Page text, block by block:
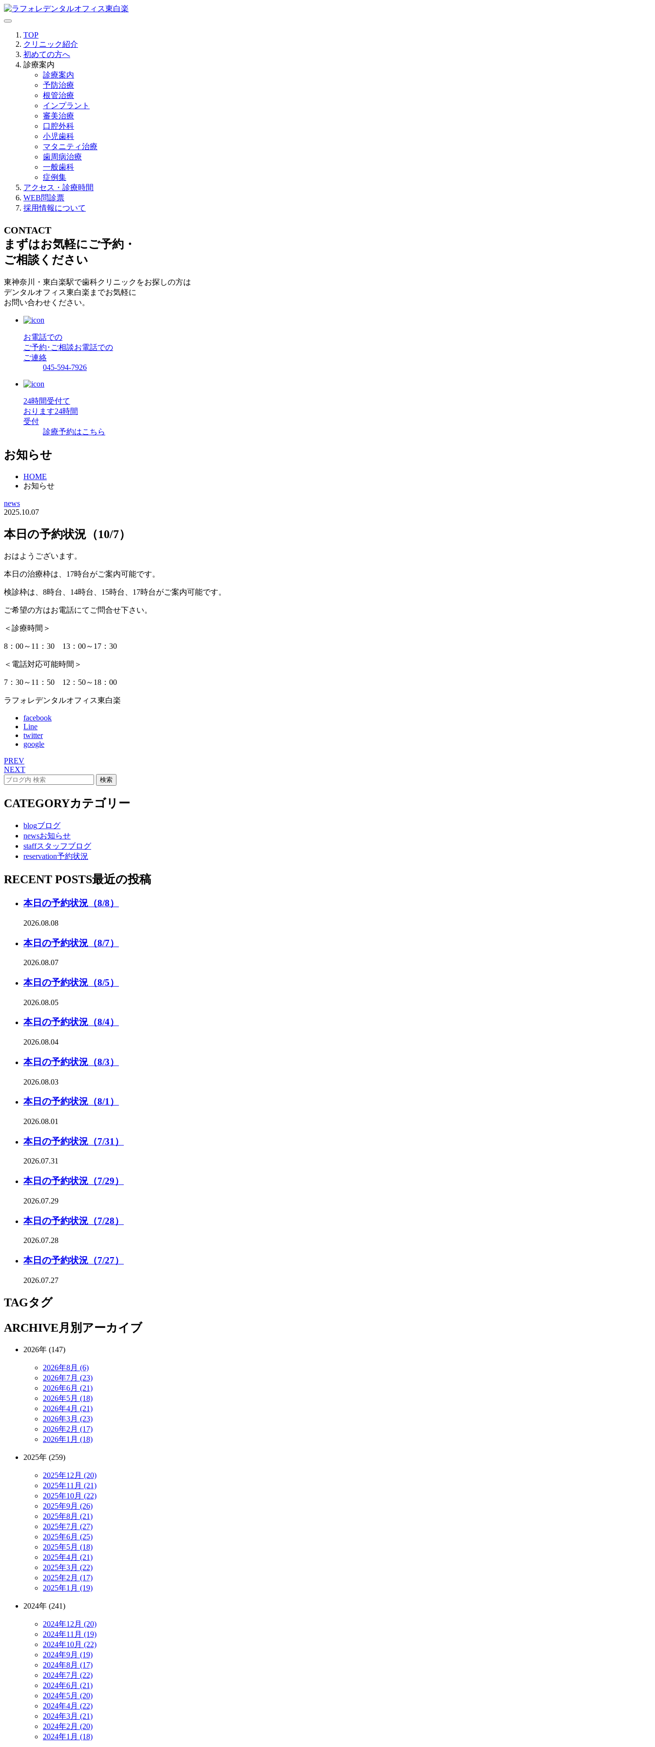
TOP
クリニック紹介
初めての方へ
診療案内
診療案内
予防治療
根管治療
インプラント
審美治療
口腔外科
小児歯科
マタニティ治療
歯周病治療
一般歯科
症例集
アクセス・診療時間
WEB問診票
採用情報について
CONTACT
まずはお気軽にご予約・
ご相談ください
東神奈川・東白楽駅で歯科クリニックをお探しの方は
デンタルオフィス東白楽までお気軽に
お問い合わせください。
お電話での
ご予約･ご相談お電話での
ご連絡
045-594-7926
24時間受付て
おります24時間
受付
診療予約はこちら
お知らせ
HOME
お知らせ
news
2025.10.07
本日の予約状況（10/7）
おはようございます。
本日の治療枠は、17時台がご案内可能です。
検診枠は、8時台、14時台、15時台、17時台がご案内可能です。
ご希望の方はお電話にてご問合せ下さい。
＜診療時間＞
8：00～11：30 13：00～17：30
＜電話対応可能時間＞
7：30～11：50 12：50～18：00
ラフォレデンタルオフィス東白楽
facebook
Line
twitter
google
PREV
NEXT
CATEGORYカテゴリー
blogブログ
newsお知らせ
staffスタッフブログ
reservation予約状況
RECENT POSTS最近の投稿
本日の予約状況（8/8）
2026.08.08
本日の予約状況（8/7）
2026.08.07
本日の予約状況（8/5）
2026.08.05
本日の予約状況（8/4）
2026.08.04
本日の予約状況（8/3）
2026.08.03
本日の予約状況（8/1）
2026.08.01
本日の予約状況（7/31）
2026.07.31
本日の予約状況（7/29）
2026.07.29
本日の予約状況（7/28）
2026.07.28
本日の予約状況（7/27）
2026.07.27
TAGタグ
ARCHIVE月別アーカイブ
2026年 (147)
2026年8月 (6)
2026年7月 (23)
2026年6月 (21)
2026年5月 (18)
2026年4月 (21)
2026年3月 (23)
2026年2月 (17)
2026年1月 (18)
2025年 (259)
2025年12月 (20)
2025年11月 (21)
2025年10月 (22)
2025年9月 (26)
2025年8月 (21)
2025年7月 (27)
2025年6月 (25)
2025年5月 (18)
2025年4月 (21)
2025年3月 (22)
2025年2月 (17)
2025年1月 (19)
2024年 (241)
2024年12月 (20)
2024年11月 (19)
2024年10月 (22)
2024年9月 (19)
2024年8月 (17)
2024年7月 (22)
2024年6月 (21)
2024年5月 (20)
2024年4月 (22)
2024年3月 (21)
2024年2月 (20)
2024年1月 (18)